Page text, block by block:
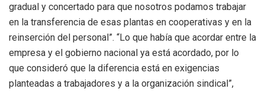
gradual y concertado para que nosotros podamos trabajar
en la transferencia de esas plantas en cooperativas y en la
reinserción del personal”. “Lo que había que acordar entre la
empresa y el gobierno nacional ya está acordado, por lo
que consideró que la diferencia está en exigencias
planteadas a trabajadores y a la organización sindical”,